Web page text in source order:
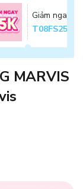
Giảm ngay
T08FS25K
MARVIS